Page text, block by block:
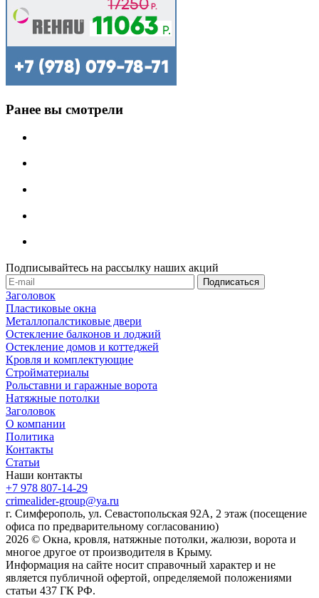
Ранее вы смотрели
Подписывайтесь на рассылку наших акций
Заголовок
Пластиковые окна
Металлопалстиковые двери
Остекление балконов и лоджий
Остекление домов и коттеджей
Кровля и комплектующие
Стройматериалы
Рольставни и гаражные ворота
Натяжные потолки
Заголовок
О компании
Политика
Контакты
Статьи
Наши контакты
+7 978 807-14-29
crimealider-group@ya.ru
г. Симферополь, ул. Севастопольская 92А, 2 этаж (посещение
офиса по предварительному согласованию)
2026 © Окна, кровля, натяжные потолки, жалюзи, ворота и
многое другое от производителя в Крыму.
Информация на сайте носит справочный характер и не
является публичной офертой, определяемой положениями
статьи 437 ГК РФ.